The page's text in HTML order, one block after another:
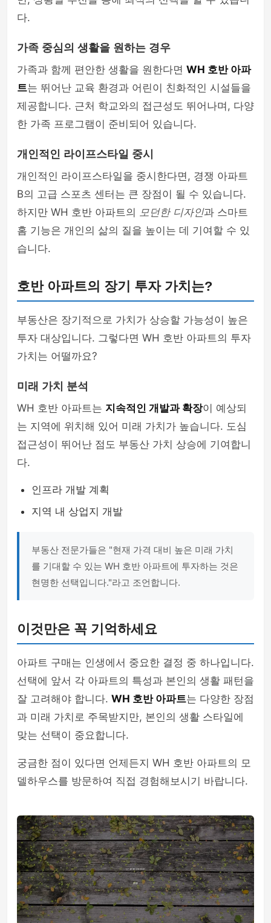
다.
가족 중심의 생활을 원하는 경우
가족과 함께 편안한 생활을 원한다면 WH 호반 아파
트는 뛰어난 교육 환경과 어린이 친화적인 시설들을
제공합니다. 근처 학교와의 접근성도 뛰어나며, 다양
한 가족 프로그램이 준비되어 있습니다.
개인적인 라이프스타일 중시
개인적인 라이프스타일을 중시한다면, 경쟁 아파트
B의 고급 스포츠 센터는 큰 장점이 될 수 있습니다.
하지만 WH 호반 아파트의 모던한 디자인과 스마트
홈 기능은 개인의 삶의 질을 높이는 데 기여할 수 있
습니다.
호반 아파트의 장기 투자 가치는?
부동산은 장기적으로 가치가 상승할 가능성이 높은
투자 대상입니다. 그렇다면 WH 호반 아파트의 투자
가치는 어떨까요?
미래 가치 분석
WH 호반 아파트는 지속적인 개발과 확장이 예상되
는 지역에 위치해 있어 미래 가치가 높습니다. 도심
접근성이 뛰어난 점도 부동산 가치 상승에 기여합니
다.
인프라 개발 계획
지역 내 상업지 개발
부동산 전문가들은 "현재 가격 대비 높은 미래 가치
를 기대할 수 있는 WH 호반 아파트에 투자하는 것은
현명한 선택입니다."라고 조언합니다.
이것만은 꼭 기억하세요
아파트 구매는 인생에서 중요한 결정 중 하나입니다.
선택에 앞서 각 아파트의 특성과 본인의 생활 패턴을
잘 고려해야 합니다. WH 호반 아파트는 다양한 장점
과 미래 가치로 주목받지만, 본인의 생활 스타일에
맞는 선택이 중요합니다.
궁금한 점이 있다면 언제든지 WH 호반 아파트의 모
델하우스를 방문하여 직접 경험해보시기 바랍니다.